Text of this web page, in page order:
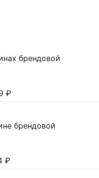
брендовой
₽
брендовой
₽